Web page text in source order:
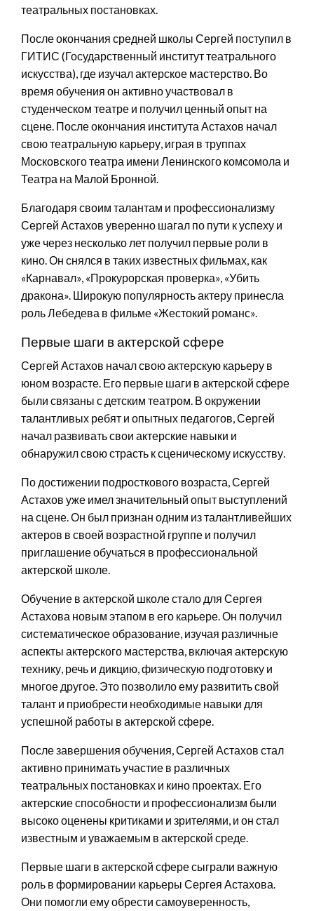
театральных постановках.
После окончания средней школы Сергей поступил в
ГИТИС (Государственный институт театрального
искусства), где изучал актерское мастерство. Во
время обучения он активно участвовал в
студенческом театре и получил ценный опыт на
сцене. После окончания института Астахов начал
свою театральную карьеру, играя в труппах
Московского театра имени Ленинского комсомола и
Театра на Малой Бронной.
Благодаря своим талантам и профессионализму
Сергей Астахов уверенно шагал по пути к успеху и
уже через несколько лет получил первые роли в
кино. Он снялся в таких известных фильмах, как
«Карнавал», «Прокурорская проверка», «Убить
дракона». Широкую популярность актеру принесла
роль Лебедева в фильме «Жестокий романс».
Первые шаги в актерской сфере
Сергей Астахов начал свою актерскую карьеру в
юном возрасте. Его первые шаги в актерской сфере
были связаны с детским театром. В окружении
талантливых ребят и опытных педагогов, Сергей
начал развивать свои актерские навыки и
обнаружил свою страсть к сценическому искусству.
По достижении подросткового возраста, Сергей
Астахов уже имел значительный опыт выступлений
на сцене. Он был признан одним из талантливейших
актеров в своей возрастной группе и получил
приглашение обучаться в профессиональной
актерской школе.
Обучение в актерской школе стало для Сергея
Астахова новым этапом в его карьере. Он получил
систематическое образование, изучая различные
аспекты актерского мастерства, включая актерскую
технику, речь и дикцию, физическую подготовку и
многое другое. Это позволило ему развитить свой
талант и приобрести необходимые навыки для
успешной работы в актерской сфере.
После завершения обучения, Сергей Астахов стал
активно принимать участие в различных
театральных постановках и кино проектах. Его
актерские способности и профессионализм были
высоко оценены критиками и зрителями, и он стал
известным и уважаемым в актерской среде.
Первые шаги в актерской сфере сыграли важную
роль в формировании карьеры Сергея Астахова.
Они помогли ему обрести самоуверенность,